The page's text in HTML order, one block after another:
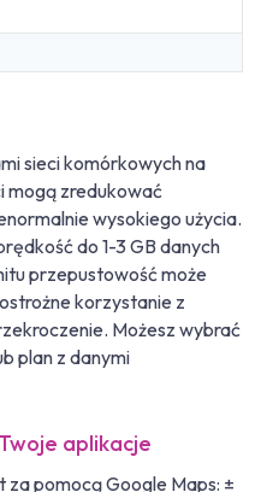
sieci komórkowych na
mogą zredukować
wysokiego użycia.
do 1-3 GB danych
przepustowość może
korzystanie z
Możesz wybrać
plan z danymi
aplikacje
pomocą Google Maps: ±